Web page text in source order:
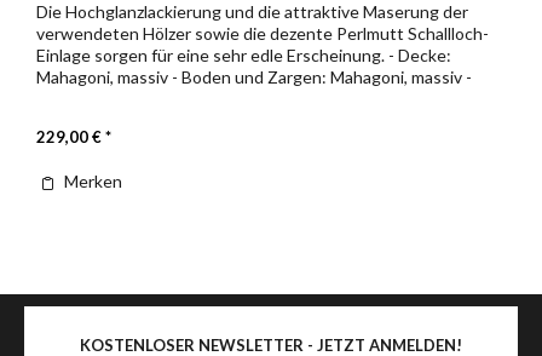
Die Hochglanzlackierung und die attraktive Maserung der
verwendeten Hölzer sowie die dezente Perlmutt Schallloch-
Einlage sorgen für eine sehr edle Erscheinung. - Decke:
Mahagoni, massiv - Boden und Zargen: Mahagoni, massiv -
229,00 € *
Merken
KOSTENLOSER NEWSLETTER - JETZT ANMELDEN!